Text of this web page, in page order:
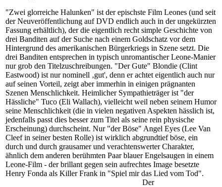
"Zwei glorreiche Halunken" ist der epischste Film Leones (und seit
der Neuveröffentlichung auf DVD endlich auch in der ungekürzten
Fassung erhältlich), der die eigentlich recht simple Geschichte von
drei Banditen auf der Suche nach einem Goldschatz vor dem
Hintergrund des amerikanischen Bürgerkriegs in Szene setzt. Die
drei Banditen entsprechen in typisch unromantischer Leone-Manier
nur grob den Titelzuschreibungen. "Der Gute" Blondie (Clint
Eastwood) ist nur nominell ‚gut', denn er achtet eigentlich auch nur
auf seinen Vorteil, zeigt aber immerhin in einigen prägnanten
Szenen Menschlichkeit. Heimlicher Sympathieträger ist "der
Hässliche" Tuco (Eli Wallach), vielleicht weil neben seinem Humor
seine Menschlichkeit (die in vielen negativen Aspekten hässlich ist,
jedenfalls passt dies besser zum Titel als seine rein physische
Erscheinung) durchscheint. Nur "der Böse" Angel Eyes (Lee Van
Cleef in seiner besten Rolle) ist wirklich abgrundtief böse, ein
durch und durch grausamer und verachtenswerter Charakter,
ähnlich dem anderen berühmten Paar blauer Engelsaugen in einem
Leone-Film - der brillant gegen sein aufrechtes Image besetzte
Henry Fonda als Killer Frank in "Spiel mir das Lied vom Tod".
Der